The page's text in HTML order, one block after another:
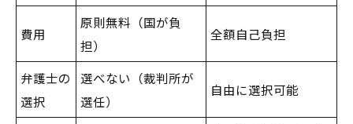
費用
原則無料（国が負
担）
全額自己負担
弁護士の
選択
選べない（裁判所が
選任）
自由に選択可能